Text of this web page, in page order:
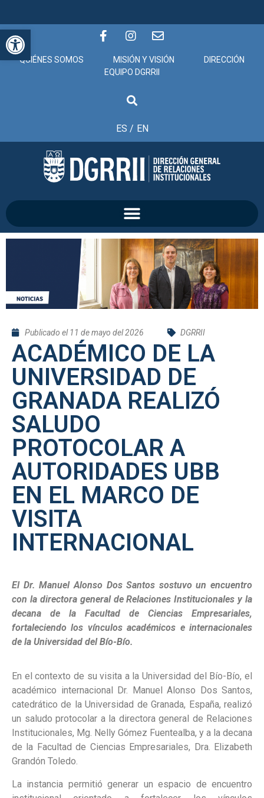
Abrir barra de herramientas
QUIÉNES SOMOS MISIÓN Y VISIÓN
DIRECCIÓN
EQUIPO DGRRII
ES / EN
Publicado el11 de mayo del 2026 DGRRII
ACADÉMICO DE LA
UNIVERSIDAD DE
GRANADA REALIZÓ
SALUDO
PROTOCOLAR A
AUTORIDADES UBB
EN EL MARCO DE
VISITA
INTERNACIONAL
El Dr. Manuel Alonso Dos Santos sostuvo un encuentro
con la directora general de Relaciones Institucionales y la
decana de la Facultad de Ciencias Empresariales,
fortaleciendo los vínculos académicos e internacionales
de la Universidad del Bío-Bío.
En el contexto de su visita a la Universidad del Bío-Bío, el
académico internacional Dr. Manuel Alonso Dos Santos,
catedrático de la Universidad de Granada, España, realizó
un saludo protocolar a la directora general de Relaciones
Institucionales, Mg. Nelly Gómez Fuentealba, y a la decana
de la Facultad de Ciencias Empresariales, Dra. Elizabeth
Grandón Toledo.
La instancia permitió generar un espacio de encuentro